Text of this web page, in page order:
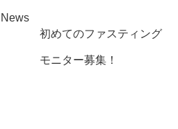
News
初めてのファスティング
モニター募集！